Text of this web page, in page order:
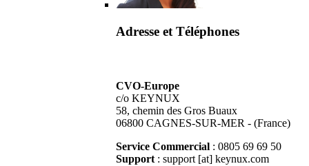
Adresse et Téléphones
CVO-Europe
c/o KEYNUX
58, chemin des Gros Buaux
06800 CAGNES-SUR-MER - (France)
Service Commercial : 0805 69 69 50
Support : support [at] keynux.com